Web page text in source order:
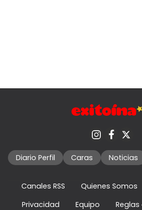
Diario Perfil Caras Noticias
Canales RSS Quienes Somos
Privacidad
Equipo